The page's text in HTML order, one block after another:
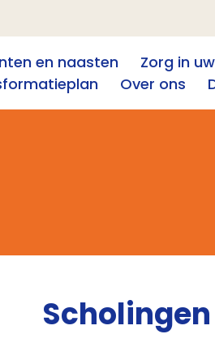
en naasten Zorg in
Over ons
Scholingen